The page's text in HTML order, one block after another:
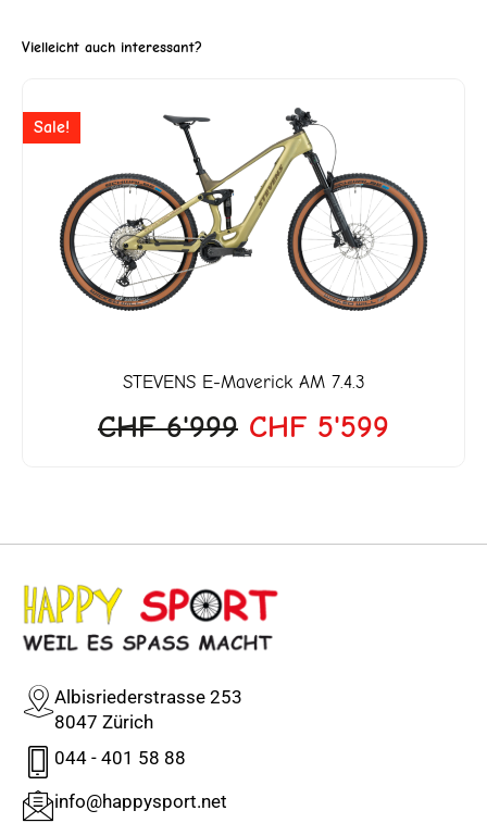
Vielleicht auch interessant?
Sale!
STEVENSE-Maverick AM 7.4.3
CHF6'999
Ursprünglicher
Preis
war:
CHF 6'999
CHF 5'599
ist:
CHF
Albisriederstrasse 253
8047 Zürich
044 - 401 58 88
info@happysport.net